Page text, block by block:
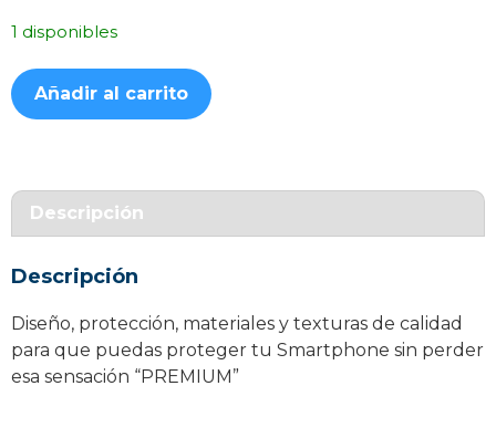
1 disponibles
Funda
Silicona
Samsung
Galaxy
A15
cantidad
Añadir al carrito
Descripción
Descripción
Diseño, protección, materiales y texturas de calidad
para que puedas proteger tu Smartphone sin perder
esa sensación “PREMIUM”